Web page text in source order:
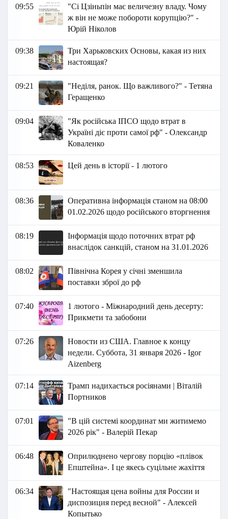
09:55
"Сі Цзіньпін має величезну владу. Чому
ж він не може побороти корупцію?" -
Юрій Ніколов
09:38
Три Харьковских Основы, какая из них
настоящая?
09:21
"Неділя, ранок. Що важливого?" - Тетяна
Геращенко
09:04
"Як російська ІПСО щодо втрат в
Україні діє проти самої рф" - Олександр
Коваленко
08:53 Цей день в історії - 1 лютого
08:36
Оперативна інформація станом на 08:00
01.02.2026 щодо російського вторгнення
08:19
Інформація щодо поточних втрат рф
внаслідок санкцій, станом на 31.01.2026​​
08:02
Північна Корея у січні зменшила
поставки зброї до рф
07:40
1 лютого - Міжнародний день десерту:
Прикмети та забобони
07:26
Новости из США. Главное к концу
недели. Суббота, 31 января 2026 - Igor
Aizenberg
07:14
Трамп надихається росіянами | Віталій
Портников
07:01
"В цій системі координат ми житимемо
2026 рік" - Валерій Пекар
06:48
Оприлюднено чергову порцію «плівок
Епштейна». І це якесь суцільне жахіття
06:34
"Настоящая цена войны для России и
диспозиция перед весной" - Алексей
Копытько